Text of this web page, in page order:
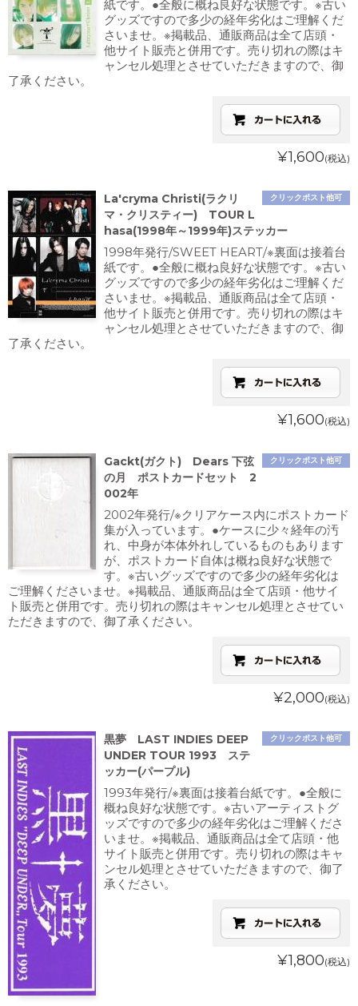
紙です。●全般に概ね良好な状態です。※古い
グッズですので多少の経年劣化はご理解くだ
さいませ。※掲載品、通販商品は全て店頭・
他サイト販売と併用です。売り切れの際はキ
ャンセル処理とさせていただきますので、御
了承ください。
¥1,600(税込)
クリックポスト他可
La'cryma Christi(ラクリ
マ・クリスティー) TOUR L
hasa(1998年～1999年)ステッカー
1998年発行/SWEET HEART/※裏面は接着台
紙です。●全般に概ね良好な状態です。※古い
グッズですので多少の経年劣化はご理解くだ
さいませ。※掲載品、通販商品は全て店頭・
他サイト販売と併用です。売り切れの際はキ
ャンセル処理とさせていただきますので、御
了承ください。
¥1,600(税込)
クリックポスト他可
Gackt(ガクト) Dears 下弦
の月 ポストカードセット 2
002年
2002年発行/※クリアケース内にポストカード
集が入っています。●ケースに少々経年の汚
れ、中身が本体外れしているものもあります
が、ポストカード自体は概ね良好な状態で
す。※古いグッズですので多少の経年劣化は
ご理解くださいませ。※掲載品、通販商品は全て店頭・他サイ
ト販売と併用です。売り切れの際はキャンセル処理とさせてい
ただきますので、御了承ください。
¥2,000(税込)
クリックポスト他可
黒夢 LAST INDIES DEEP
UNDER TOUR 1993 ステ
ッカー(パープル)
1993年発行/※裏面は接着台紙です。●全般に
概ね良好な状態です。※古いアーティストグ
ッズですので多少の経年劣化はご理解くださ
いませ。※掲載品、通販商品は全て店頭・他
サイト販売と併用です。売り切れの際はキャ
ンセル処理とさせていただきますので、御了
承ください。
¥1,800(税込)